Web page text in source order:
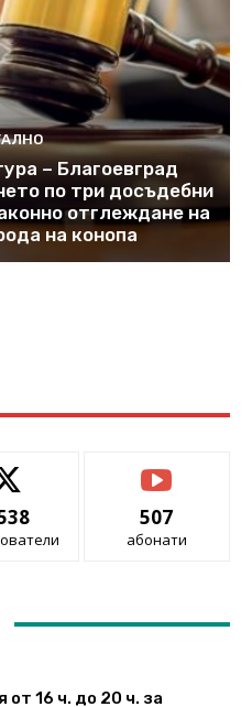
– Благоевград
по три досъдебни
отглеждане на
на конопа
507
абонати
от 16 ч. до 20 ч. за